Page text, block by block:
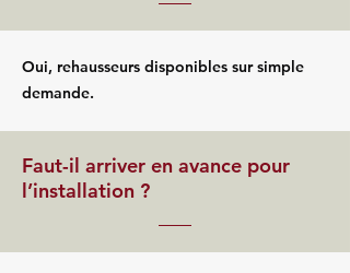
Oui, rehausseurs disponibles sur simple
demande.
Faut-il arriver en avance pour
l’installation ?